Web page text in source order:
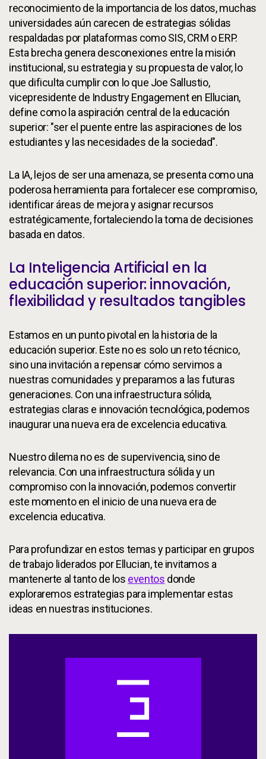
reconocimiento de la importancia de los datos, muchas
universidades aún carecen de estrategias sólidas
respaldadas por plataformas como SIS, CRM o ERP.
Esta brecha genera desconexiones entre la misión
institucional, su estrategia y su propuesta de valor, lo
que dificulta cumplir con lo que Joe Sallustio,
vicepresidente de Industry Engagement en Ellucian,
define como la aspiración central de la educación
superior: "ser el puente entre las aspiraciones de los
estudiantes y las necesidades de la sociedad".
La IA, lejos de ser una amenaza, se presenta como una
poderosa herramienta para fortalecer ese compromiso,
identificar áreas de mejora y asignar recursos
estratégicamente, fortaleciendo la toma de decisiones
basada en datos.
La Inteligencia Artificial en la
educación superior: innovación,
flexibilidad y resultados tangibles
Estamos en un punto pivotal en la historia de la
educación superior. Este no es solo un reto técnico,
sino una invitación a repensar cómo servimos a
nuestras comunidades y preparamos a las futuras
generaciones. Con una infraestructura sólida,
estrategias claras e innovación tecnológica, podemos
inaugurar una nueva era de excelencia educativa.
Nuestro dilema no es de supervivencia, sino de
relevancia. Con una infraestructura sólida y un
compromiso con la innovación, podemos convertir
este momento en el inicio de una nueva era de
excelencia educativa.
Para profundizar en estos temas y participar en grupos
de trabajo liderados por Ellucian, te invitamos a
mantenerte al tanto de los eventos donde
exploraremos estrategias para implementar estas
ideas en nuestras instituciones.